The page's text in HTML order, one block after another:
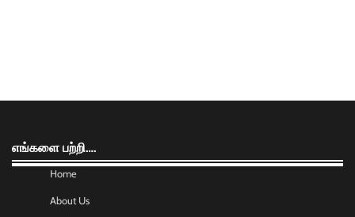
எங்களை பற்றி….
Home
About Us